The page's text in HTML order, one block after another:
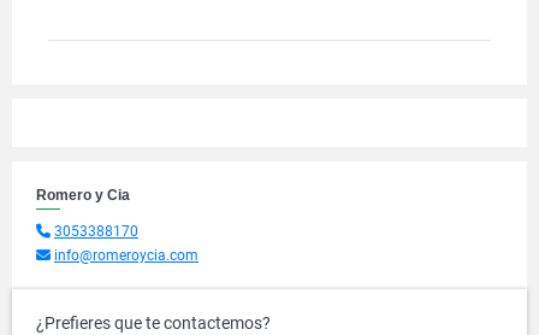
Romero y Cia
3053388170
info@romeroycia.com
¿Prefieres que te contactemos?